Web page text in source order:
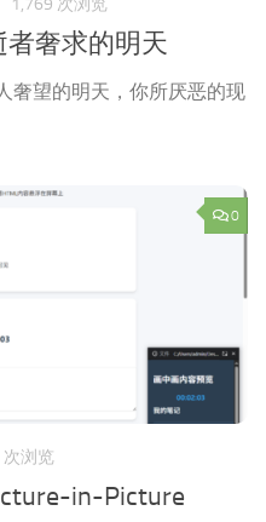
1,769 次浏览
奢求的明天
奢望的明天，你所厌恶的现
0
次浏览
in-Picture